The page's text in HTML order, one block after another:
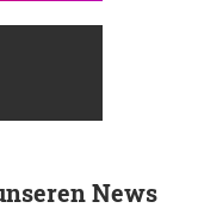
News